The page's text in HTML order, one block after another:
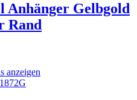
Anhänger Gelbgold
Rand
anzeigen